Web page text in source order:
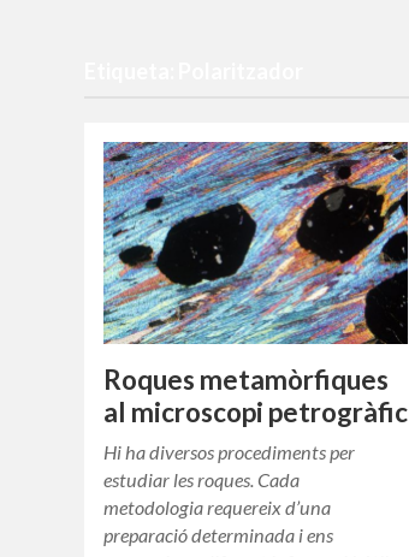
Roques metamòrfiques
al microscopi petrogràfic
Hi ha diversos procediments per
estudiar les roques. Cada
metodologia requereix d’una
preparació determinada i ens